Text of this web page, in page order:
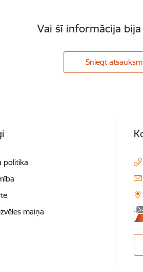
Vai šī informācija
Sniegt
politika
maiņa